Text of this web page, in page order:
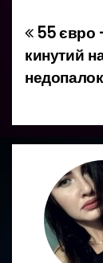
Н
а
і
55 євро
кинутий